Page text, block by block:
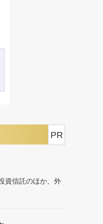
PR
資信託のほか、外